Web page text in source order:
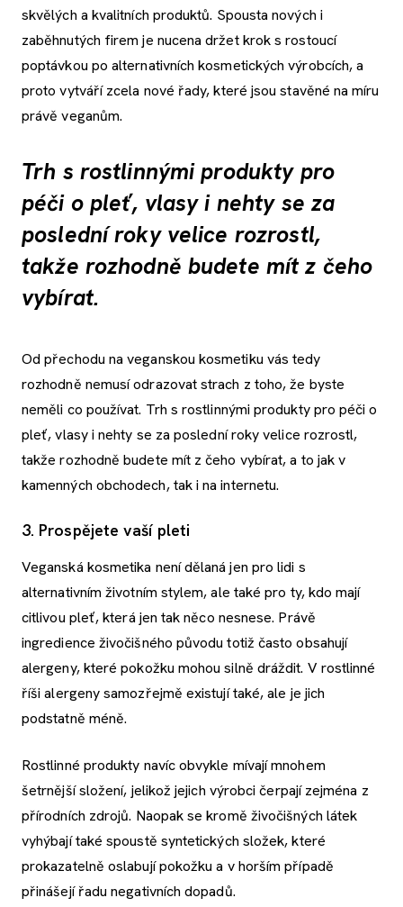
skvělých a kvalitních produktů. Spousta nových i
zaběhnutých firem je nucena držet krok s rostoucí
poptávkou po alternativních kosmetických výrobcích, a
proto vytváří zcela nové řady, které jsou stavěné na míru
právě veganům.
Trh s rostlinnými produkty pro
péči o pleť, vlasy i nehty se za
poslední roky velice rozrostl,
takže rozhodně budete mít z čeho
vybírat.
Od přechodu na veganskou kosmetiku vás tedy
rozhodně nemusí odrazovat strach z toho, že byste
neměli co používat. Trh s rostlinnými produkty pro péči o
pleť, vlasy i nehty se za poslední roky velice rozrostl,
takže rozhodně budete mít z čeho vybírat, a to jak v
kamenných obchodech, tak i na internetu.
3. Prospějete vaší pleti
Veganská kosmetika není dělaná jen pro lidi s
alternativním životním stylem, ale také pro ty, kdo mají
citlivou pleť, která jen tak něco nesnese. Právě
ingredience živočišného původu totiž často obsahují
alergeny, které pokožku mohou silně dráždit. V rostlinné
říši alergeny samozřejmě existují také, ale je jich
podstatně méně.
Rostlinné produkty navíc obvykle mívají mnohem
šetrnější složení, jelikož jejich výrobci čerpají zejména z
přírodních zdrojů. Naopak se kromě živočišných látek
vyhýbají také spoustě syntetických složek, které
prokazatelně oslabují pokožku a v horším případě
přinášejí řadu negativních dopadů.